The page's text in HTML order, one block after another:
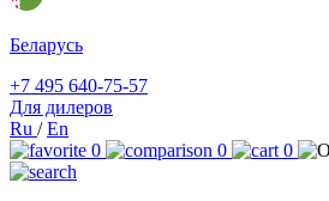
Беларусь
+7 495 640-75-57
Для дилеров
Ru /En
0
0 0